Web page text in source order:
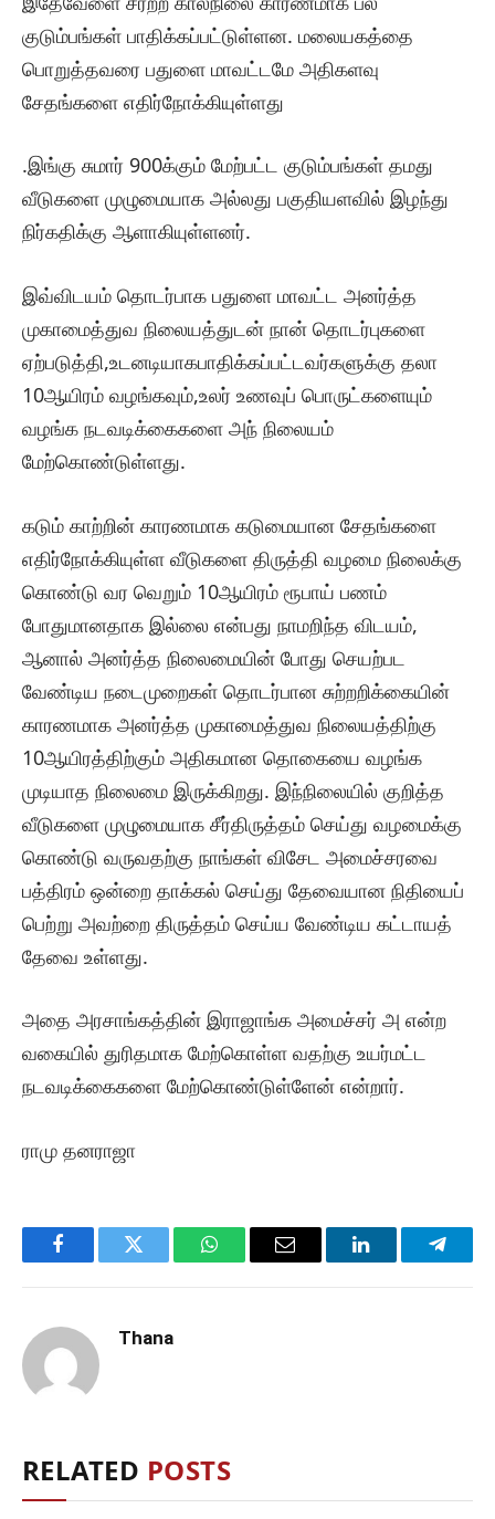
குடும்பங்கள் பாதிக்கப்பட்டுள்ளன. மலையகத்தை
பொறுத்தவரை பதுளை மாவட்டமே அதிகளவு
சேதங்களை எதிர்நோக்கியுள்ளது
.இங்கு சுமார் 900க்கும் மேற்பட்ட குடும்பங்கள் தமது
வீடுகளை முழுமையாக அல்லது பகுதியளவில் இழந்து
நிர்கதிக்கு ஆளாகியுள்ளனர்.
இவ்விடயம் தொடர்பாக பதுளை மாவட்ட அனர்த்த
முகாமைத்துவ நிலையத்துடன் நான் தொடர்புகளை
ஏற்படுத்தி,உடனடியாகபாதிக்கப்பட்டவர்களுக்கு தலா
10ஆயிரம் வழங்கவும்,உலர் உணவுப் பொருட்களையும்
வழங்க நடவடிக்கைகளை அந் நிலையம்
மேற்கொண்டுள்ளது.
கடும் காற்றின் காரணமாக கடுமையான சேதங்களை
எதிர்நோக்கியுள்ள வீடுகளை திருத்தி வழமை நிலைக்கு
கொண்டு வர வெறும் 10ஆயிரம் ரூபாய் பணம்
போதுமானதாக இல்லை என்பது நாமறிந்த விடயம்,
ஆனால் அனர்த்த நிலைமையின் போது செயற்பட
வேண்டிய நடைமுறைகள் தொடர்பான சுற்றறிக்கையின்
காரணமாக அனர்த்த முகாமைத்துவ நிலையத்திற்கு
10ஆயிரத்திற்கும் அதிகமான தொகையை வழங்க
முடியாத நிலைமை இருக்கிறது. இந்நிலையில் குறித்த
வீடுகளை முழுமையாக சீர்திருத்தம் செய்து வழமைக்கு
கொண்டு வருவதற்கு நாங்கள் விசேட அமைச்சரவை
பத்திரம் ஒன்றை தாக்கல் செய்து தேவையான நிதியைப்
பெற்று அவற்றை திருத்தம் செய்ய வேண்டிய கட்டாயத்
தேவை உள்ளது.
அதை அரசாங்கத்தின் இராஜாங்க அமைச்சர் அ என்ற
வகையில் துரிதமாக மேற்கொள்ள வதற்கு உயர்மட்ட
நடவடிக்கைகளை மேற்கொண்டுள்ளேன் என்றார்.
ராமு தனராஜா
FacebookTwitter WhatsAppEmail LinkedIn
Thana
RELATED POSTS